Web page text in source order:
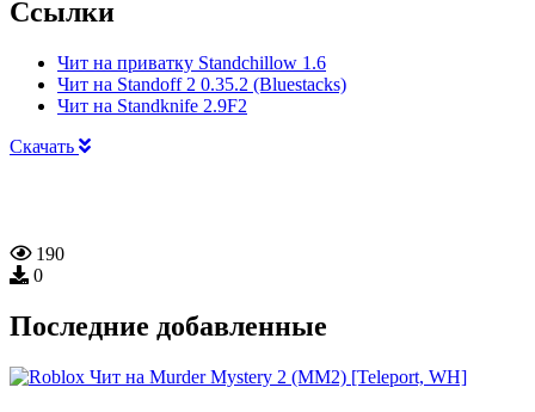
Ссылки
Чит на приватку Standchillow 1.6
Чит на Standoff 2 0.35.2 (Bluestacks)
Чит на Standknife 2.9F2
Скачать
190
0
Последние добавленные